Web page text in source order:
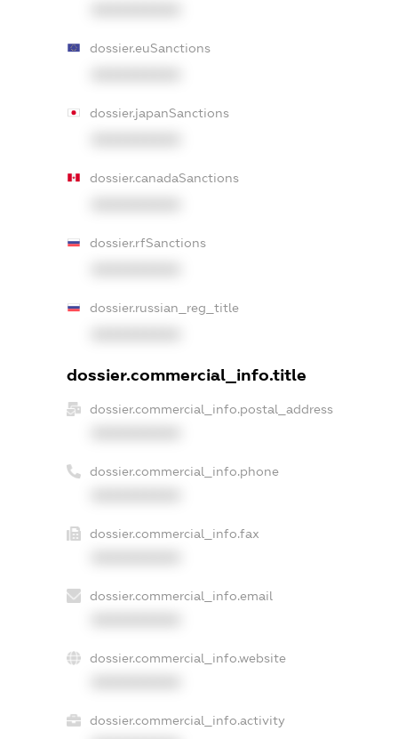
dossier.euSanctions
dossier.japanSanctions
dossier.canadaSanctions
dossier.rfSanctions
dossier.russian_reg_title
dossier.commercial_info.title
dossier.commercial_info.postal_address
dossier.commercial_info.phone
dossier.commercial_info.fax
dossier.commercial_info.email
dossier.commercial_info.website
dossier.commercial_info.activity